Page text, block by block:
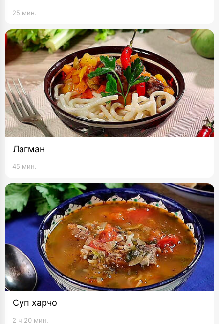
25 мин.
Лагман
45 мин.
Суп харчо
2 ч 20 мин.